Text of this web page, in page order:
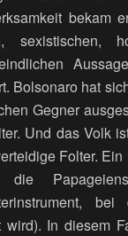
bekam
sexistischen,
Bolsonaro hat
Gegner
Und das Volk
Folter.
wird). In diesem